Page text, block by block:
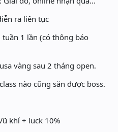
ra liên tục
1 lần (có thông báo
vàng sau 2 tháng open.
nào cũng săn được boss.
khí + luck 10%